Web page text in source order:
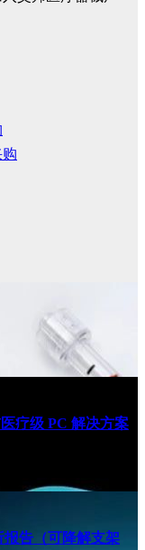
疗级 PC 解决方案
告（可降解支架